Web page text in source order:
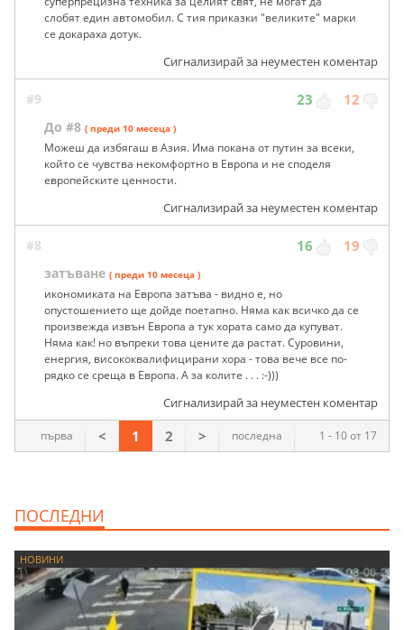
слобят един автомобил. С тия приказки "великите" марки
се докараха дотук.
Сигнализирай за неуместен коментар
#9 23 12
До #8 ( преди 10 месеца )
Можеш да избягаш в Азия. Има покана от путин за всеки,
който се чувства некомфортно в Европа и не споделя
европейските ценности.
Сигнализирай за неуместен коментар
#8 16 19
затъване ( преди 10 месеца )
икономиката на Европа затъва - видно е, но
опустошението ще дойде поетапно. Няма как всичко да се
произвежда извън Европа а тук хората само да купуват.
Няма как! но въпреки това цените да растат. Суровини,
енергия, висококвалифицирани хора - това вече все по-
рядко се среща в Европа. А за колите . . . :-)))
Сигнализирай за неуместен коментар
1 - 10 от 17
първа < 1 2 > последна
ПОСЛЕДНИ
НОВИНИ